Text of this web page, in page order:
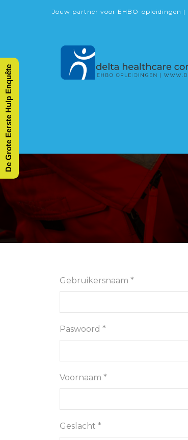
Jouw partner voor EHBO-opleidingen |
Gebruikersnaam *
Paswoord *
Voornaam *
Geslacht *
De Grote Eerste Hulp Enquête